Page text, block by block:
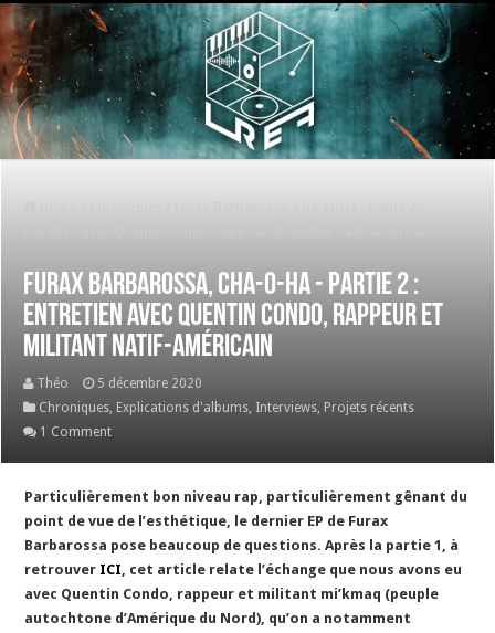
Furax Barbarossa, Cha-O-Ha - Partie 2 :
Entretien avec Quentin Condo, rappeur et
militant natif-américain
Théo
5 décembre 2020
Chroniques, Explications d'albums, Interviews, Projets récents
1 Comment
Particulièrement bon niveau rap, particulièrement gênant du
point de vue de l’esthétique, le dernier EP de Furax
Barbarossa pose beaucoup de questions. Après la partie 1, à
retrouver ICI, cet article relate l’échange que nous avons eu
avec Quentin Condo, rappeur et militant mi’kmaq (peuple
autochtone d’Amérique du Nord), qu’on a notamment